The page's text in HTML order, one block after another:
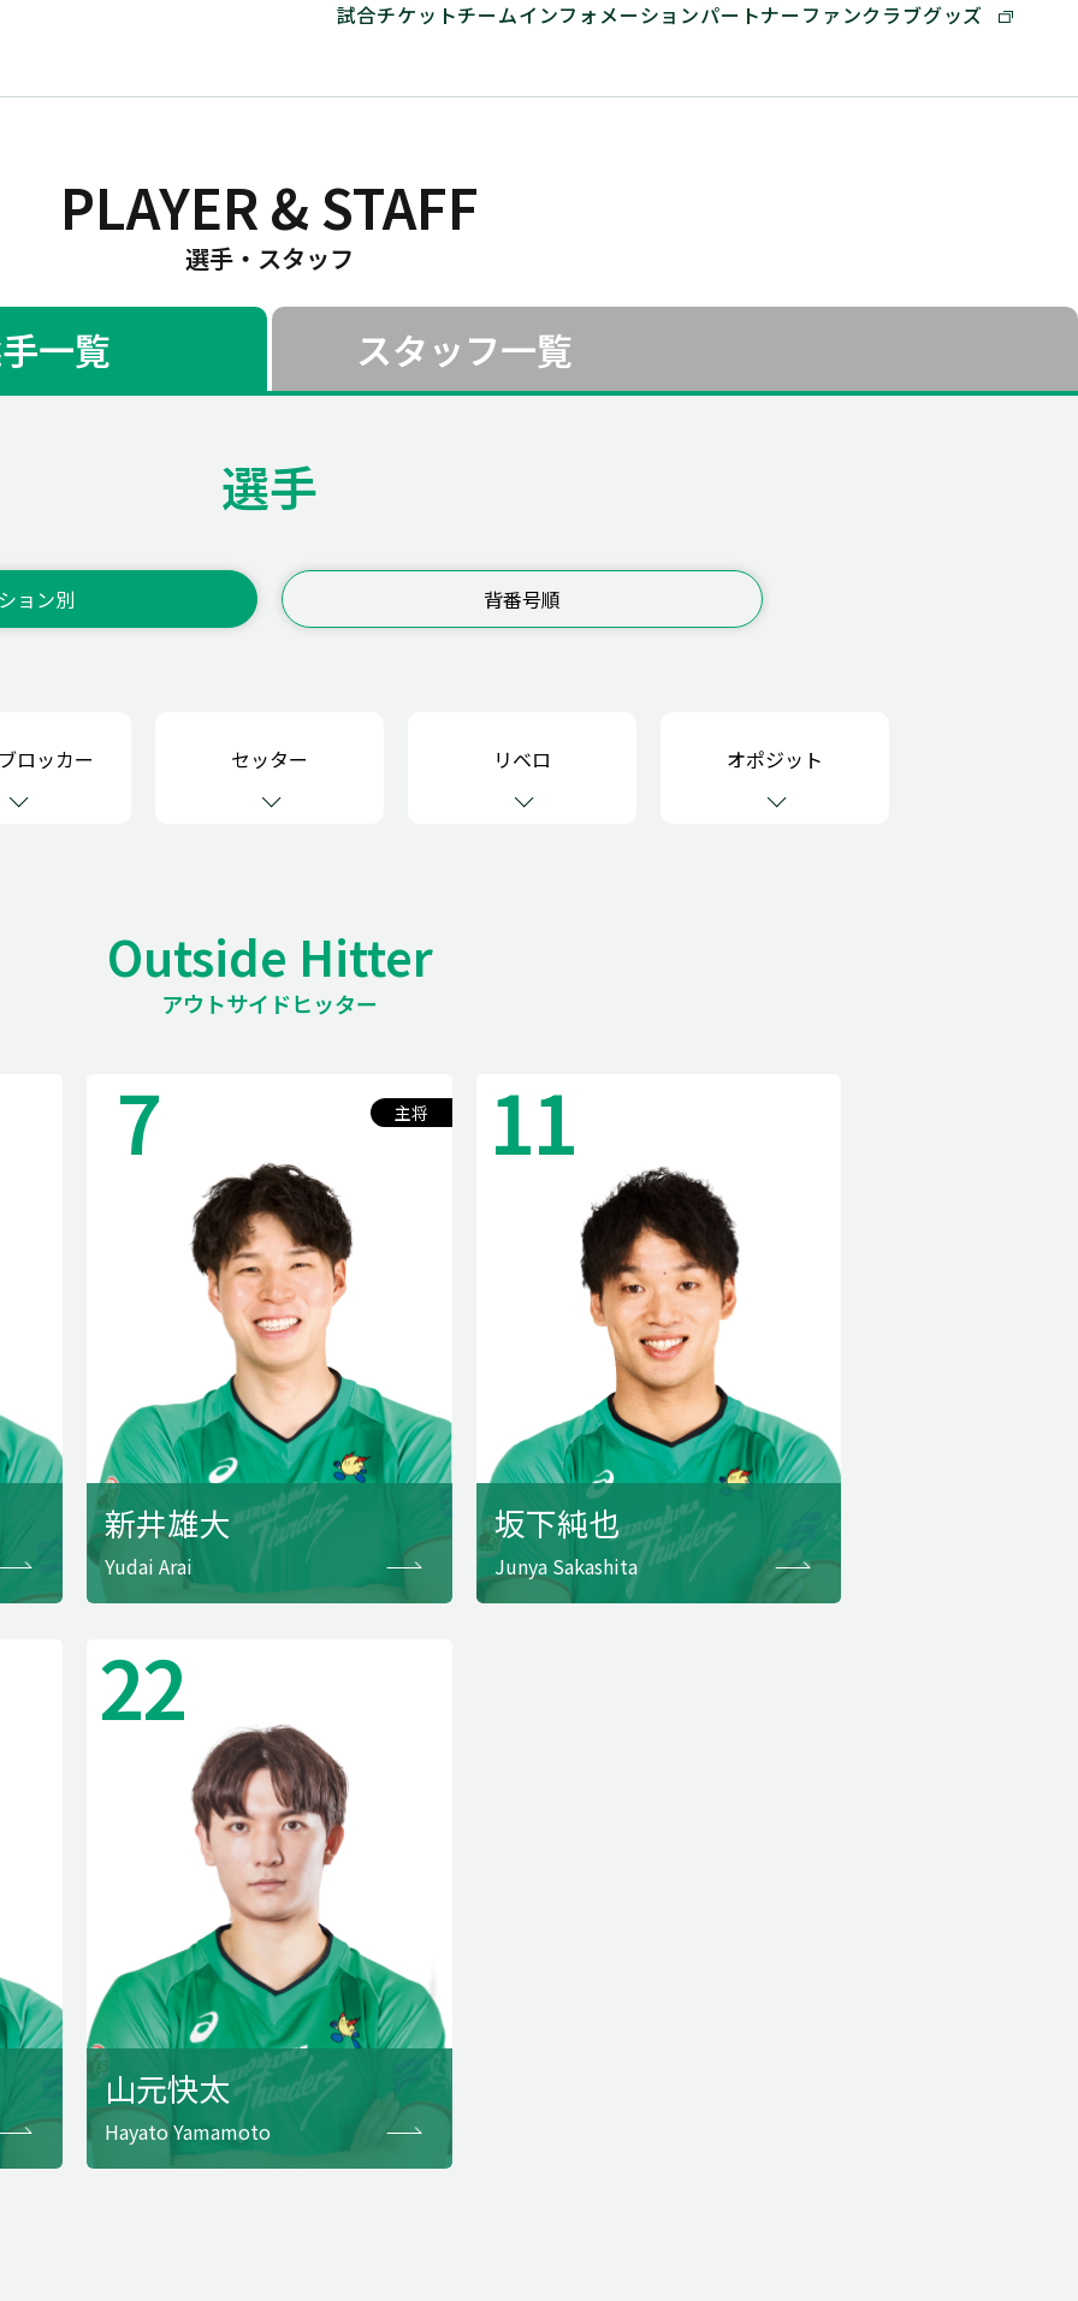
試合チケットチームインフォメーションパートナー ファンクラブグッズ
PLAYER & STAFF
選手・スタッフ
一覧 スタッフ一覧
選手
ョン別 背番号順
ロッカー セッター リベロ オポジット
Outside Hitter
アウトサイドヒッター
7 主将
新井雄大
Yudai Arai
11
坂下純也
Junya Sakashita
22
山元快太
Hayato Yamamoto